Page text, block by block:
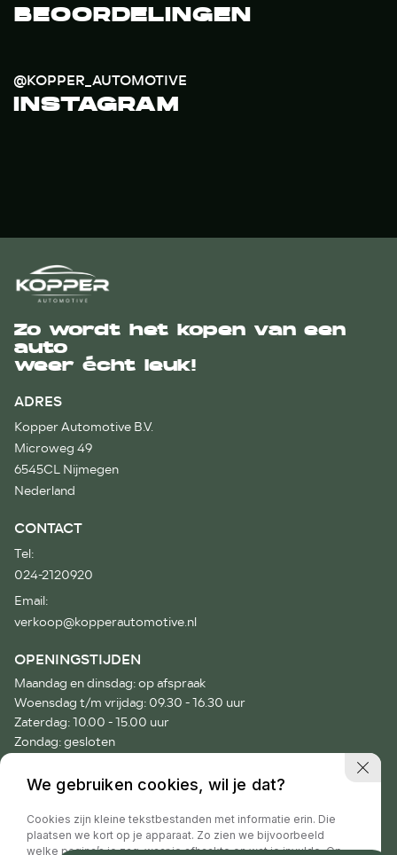
BEOORDELINGEN
@KOPPER_AUTOMOTIVE
INSTAGRAM
Zo wordt het kopen van een
auto
weer écht leuk!
ADRES
Kopper Automotive B.V.
Microweg 49
6545CL Nijmegen
Nederland
CONTACT
Tel:
024-2120920
Email:
verkoop@kopperautomotive.nl
OPENINGSTIJDEN
Maandag en dinsdag: op afspraak
Woensdag t/m vrijdag: 09.30 - 16.30 uur
Zaterdag: 10.00 - 15.00 uur
Zondag: gesloten
Voor afspraken buiten onze openingstijden verzoeken wij je
We gebruiken cookies, wil je dat?
Cookies zijn kleine tekstbestanden met informatie erin. Die
plaatsen we kort op je apparaat. Zo zien we bijvoorbeeld
welke pagina’s je zag, waar je afhaakte en wat je invulde. Op